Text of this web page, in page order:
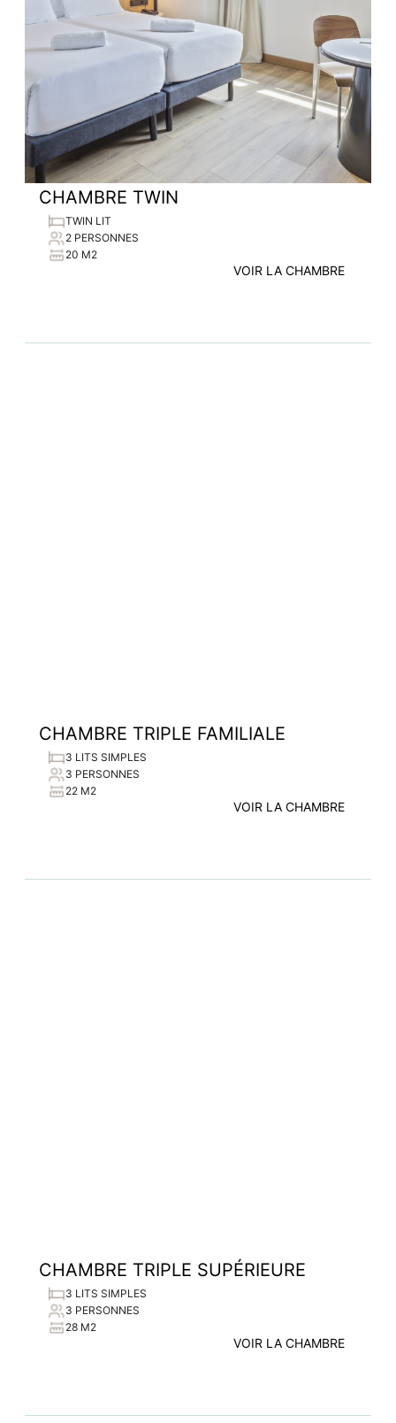
CHAMBRE TWIN
TWIN LIT
2 PERSONNES
20 M2
VOIR LA CHAMBRE
CHAMBRE TRIPLE FAMILIALE
3 LITS SIMPLES
3 PERSONNES
22 M2
VOIR LA CHAMBRE
CHAMBRE TRIPLE SUPÉRIEURE
3 LITS SIMPLES
3 PERSONNES
28 M2
VOIR LA CHAMBRE